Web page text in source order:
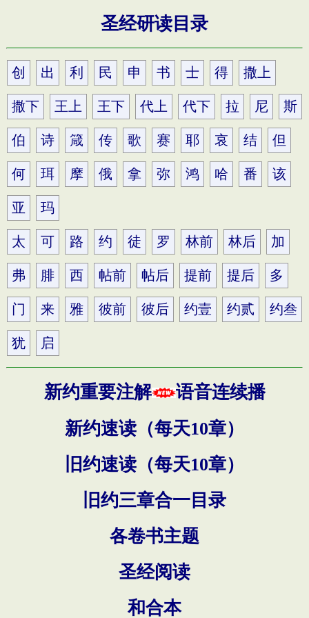
圣经研读目录
创 出 利 民 申 书 士 得 撒上
撒下 王上 王下 代上 代下 拉 尼 斯
伯 诗 箴 传 歌 赛 耶 哀 结 但
何 珥 摩 俄 拿 弥 鸿 哈 番 该
亚 玛
太 可 路 约 徒 罗 林前 林后 加
弗 腓 西 帖前 帖后 提前 提后 多
门 来 雅 彼前 彼后 约壹 约贰 约叁
犹 启
新约重要注解
语音连续播
新约速读（每天10章）
旧约速读（每天10章）
旧约三章合一目录
各卷书主题
圣经阅读
和合本